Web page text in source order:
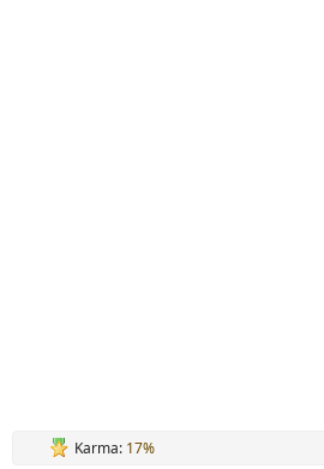
Karma: 17%